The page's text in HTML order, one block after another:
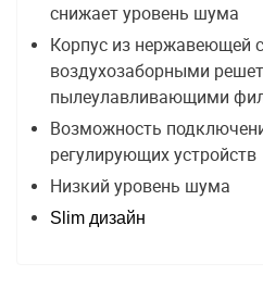
снижает уровень шума
Корпус из нержавеющей
воздухозаборными
пылеулавливающими
Возможность
регулирующих устройств
Низкий уровень шума
Slim дизайн